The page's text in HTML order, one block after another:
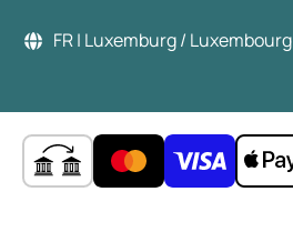
FR | Luxemburg / Luxembourg